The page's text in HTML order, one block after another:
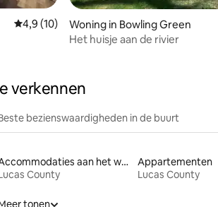
Gemiddelde beoordeling van 4,9 op 5, 10
4,9 (10)
Woning in Bowling Green
Het huisje aan de rivier
verkennen
bezienswaardigheden in de buurt
Accommodaties aan het water
County
Appartementen
Lucas County
tonen